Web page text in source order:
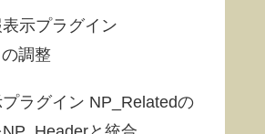
示プラグイン
調整
ラグイン NP_Relatedの